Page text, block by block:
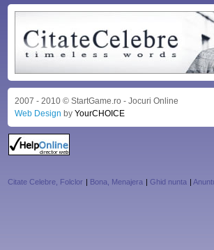
2007 - 2010 © StartGame.ro - Jocuri Online
Web Design by YourCHOICE
Citate Celebre, Folclor | Bona, Menajera | Ghid nunta |